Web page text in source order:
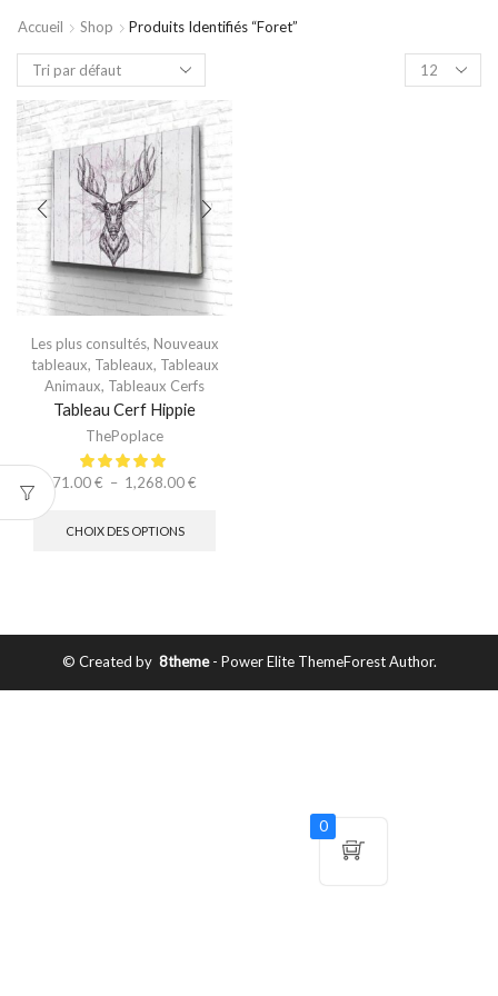
Accueil Shop Produits Identifiés “foret”
Les plus consultés, Nouveaux
tableaux, Tableaux, Tableaux
Animaux, Tableaux Cerfs
Tableau Cerf Hippie
ThePoplace
71.00€ – 1,268.00€
CHOIX DES OPTIONS
© Created by 8theme- Power Elite ThemeForest Author.
0